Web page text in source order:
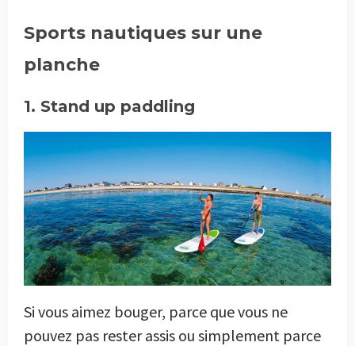
Sports nautiques sur une
planche
1. Stand up paddling
Si vous aimez bouger, parce que vous ne
pouvez pas rester assis ou simplement parce